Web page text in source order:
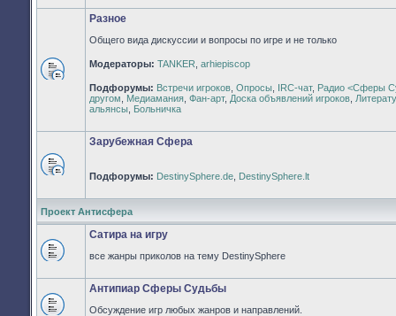
Нет
непрочитанных
сообщений
Разное
Общего вида дискуссии и вопросы по игре и не только
Модераторы: TANKER arhiepiscop
Подфорумы: Встречи игроков Опросы IRC-чат, Радио <Сферы
другом
Медиамания Фан-арт, Доска объявлений игроков
альянсы Больничка
Нет
сообщений
Зарубежная Сфера
Подфорумы: DestinySphere.de DestinySphere.lt
Проект Антисфера
сообщений
Сатира на игру
все жанры приколов на тему DestinySphere
Антипиар Сферы Судьбы
Обсуждение игр любых жанров и направлений.